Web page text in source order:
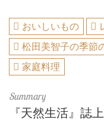
おいしいもの
松田美智子の季節
家庭料理
『天然生活』誌